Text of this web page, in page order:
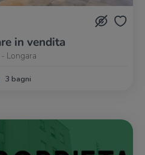
in vendita
Longara
3 bagni